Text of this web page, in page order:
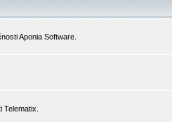
Aponia Software.